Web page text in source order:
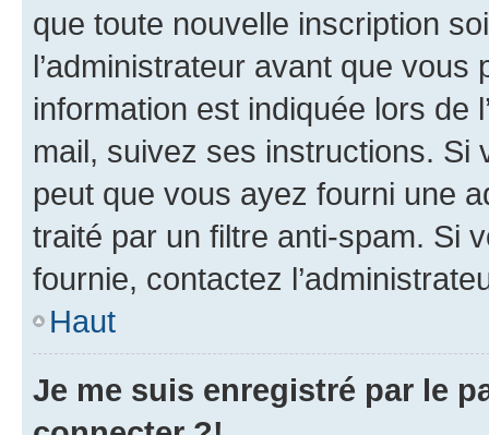
que toute nouvelle inscription
l’administrateur avant que
information est indiquée lors de
mail, suivez ses instructions. Si
peut que vous ayez fourni une
traité par un filtre anti-spam. Si
fournie, contactez
Haut
Je me suis enregistré par le